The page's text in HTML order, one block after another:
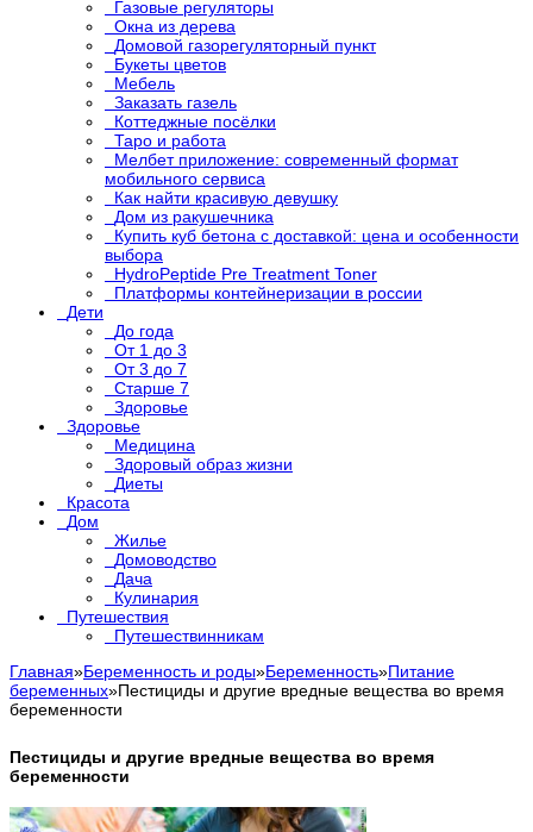
Газовые регуляторы
Окна из дерева
Домовой газорегуляторный пункт
Букеты цветов
Мебель
Заказать газель
Коттеджные посёлки
Таро и работа
Мелбет приложение: современный формат
мобильного сервиса
Как найти красивую девушку
Дом из ракушечника
Купить куб бетона с доставкой: цена и особенности
выбора
HydroPeptide Pre Treatment Toner
Платформы контейнеризации в россии
Дети
До года
От 1 до 3
От 3 до 7
Старше 7
Здоровье
Здоровье
Медицина
Здоровый образ жизни
Диеты
Красота
Дом
Жилье
Домоводство
Дача
Кулинария
Путешествия
Путешествинникам
Главная»Беременность и роды»Беременность»Питание
беременных»Пестициды и другие вредные вещества во время
беременности
Пестициды и другие вредные вещества во время
беременности